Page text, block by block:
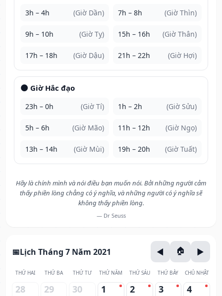
3h – 4h (Giờ Dần) 7h – 8h (Giờ Thìn)
9h – 10h (Giờ Tỵ) 15h – 16h (Giờ Thân)
17h – 18h (Giờ Dậu) 21h – 22h (Giờ Hợi)
🌑 Giờ Hắc đạo
23h – 0h (Giờ Tí) 1h – 2h (Giờ Sửu)
5h – 6h (Giờ Mão) 11h – 12h (Giờ Ngọ)
13h – 14h (Giờ Mùi) 19h – 20h (Giờ Tuất)
Hãy là chính mình và nói điều bạn muốn nói. Bởi những người cảm
thấy phiền lòng chẳng có ý nghĩa, và những người có ý nghĩa sẽ
không thấy phiền lòng.
— Dr Seuss
Lịch Tháng 7 Năm 2021
THỨ HAI THỨ BA THỨ TƯ THỨ NĂM THỨ SÁU THỨ BẢY CHỦ NHẬT
28 29 30 1 2 3 4